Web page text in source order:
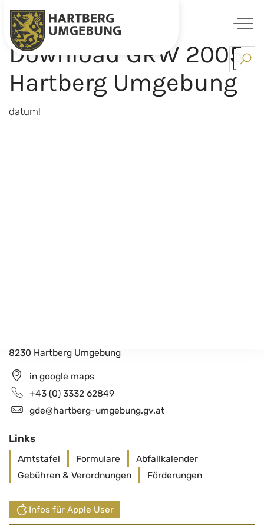
Skip
content
Download GRW 2005
Hartberg Umgebung
datum!
8230 Hartberg Umgebung
in google maps
+43 (0) 3332 62849
gde@hartberg-umgebung.gv.at
Links
Amtstafel Formulare
Abfallkalender
Gebühren & Verordnungen
Förderungen
Infos für Apple User